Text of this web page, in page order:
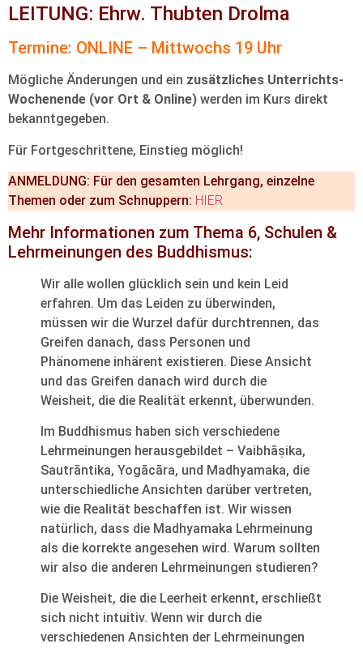
LEITUNG: Ehrw. Thubten Drolma
Termine: ONLINE – Mittwochs 19 Uhr
Mögliche Änderungen und ein zusätzliches Unterrichts-
Wochenende (vor Ort & Online) werden im Kurs direkt
bekanntgegeben.
Für Fortgeschrittene, Einstieg möglich!
ANMELDUNG: Für den gesamten Lehrgang, einzelne
Themen oder zum Schnuppern: HIER
Mehr Informationen zum Thema 6, Schulen &
Lehrmeinungen des Buddhismus:
Wir alle wollen glücklich sein und kein Leid
erfahren. Um das Leiden zu überwinden,
müssen wir die Wurzel dafür durchtrennen, das
Greifen danach, dass Personen und
Phänomene inhärent existieren. Diese Ansicht
und das Greifen danach wird durch die
Weisheit, die die Realität erkennt, überwunden.
Im Buddhismus haben sich verschiedene
Lehrmeinungen herausgebildet – Vaibhāṣika,
Sautrāntika, Yogācāra, und Madhyamaka, die
unterschiedliche Ansichten darüber vertreten,
wie die Realität beschaffen ist. Wir wissen
natürlich, dass die Madhyamaka Lehrmeinung
als die korrekte angesehen wird. Warum sollten
wir also die anderen Lehrmeinungen studieren?
Die Weisheit, die die Leerheit erkennt, erschließt
sich nicht intuitiv. Wenn wir durch die
verschiedenen Ansichten der Lehrmeinungen